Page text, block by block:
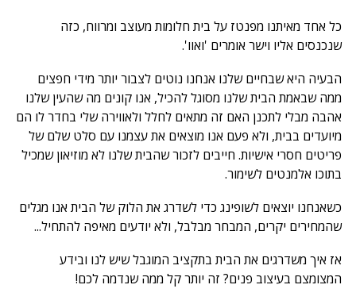
כל אחד מאיתנו מפנטז על בית חלומות מעוצב ומרווח, כזה
שנכנסים אליו וישר אומרים 'ואוו'.
הבעיה היא שבחיים שלנו אנחנו נוטים לצבור יותר מידי חפצים
ממה שבאמת הבית שלנו מסוגל להכיל, אנו קונים מה שהעין שלנו
אהבה מבלי לתכנן האם זה מתאים לחלל ולאווירה שלי בחדר לו הם
מיועדים בבית, ולא פעם אנו מוצאים את עצמנו עם סלט שלם של
פריטים חסרי אישיות. חייבים לזכור שהבית שלנו לא מוזיאון שמכיל
בתוכו אלמנטים לשימור.
כשאנחנו יוצאים לשופינג כדי לשדרג את הלוק של הבית אנו מגלים
שהמחירים יקרים, המבחר מבלבל, ולא יודעים מאיפה להתחיל...
אז איך משדרגים את הבית בתקציב המוגבל שיש לנו ובידע
המצומצם בעיצוב פנים? זה יותר קל ממה שנדמה לכם!